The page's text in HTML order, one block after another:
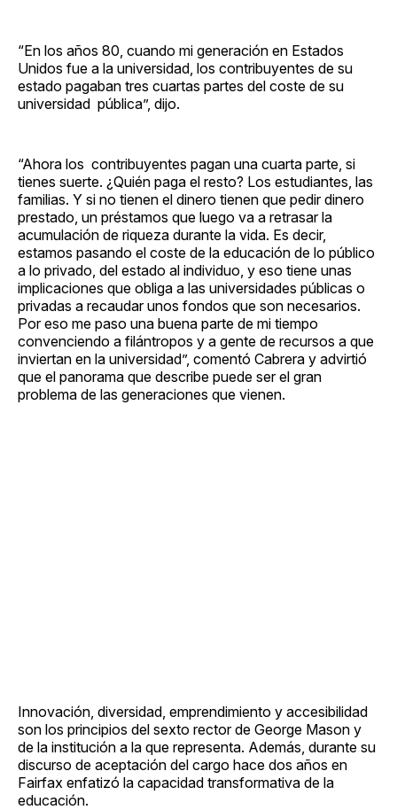
“En los años 80, cuando mi generación en Estados
Unidos fue a la universidad, los contribuyentes de su
estado pagaban tres cuartas partes del coste de su
universidad pública”, dijo.
“Ahora los contribuyentes pagan una cuarta parte, si
tienes suerte. ¿Quién paga el resto? Los estudiantes, las
familias. Y si no tienen el dinero tienen que pedir dinero
prestado, un préstamos que luego va a retrasar la
acumulación de riqueza durante la vida. Es decir,
estamos pasando el coste de la educación de lo público
a lo privado, del estado al individuo, y eso tiene unas
implicaciones que obliga a las universidades públicas o
privadas a recaudar unos fondos que son necesarios.
Por eso me paso una buena parte de mi tiempo
convenciendo a filántropos y a gente de recursos a que
inviertan en la universidad”, comentó Cabrera y advirtió
que el panorama que describe puede ser el gran
problema de las generaciones que vienen.
Innovación, diversidad, emprendimiento y accesibilidad
son los principios del sexto rector de George Mason y
de la institución a la que representa. Además, durante su
discurso de aceptación del cargo hace dos años en
Fairfax enfatizó la capacidad transformativa de la
educación.